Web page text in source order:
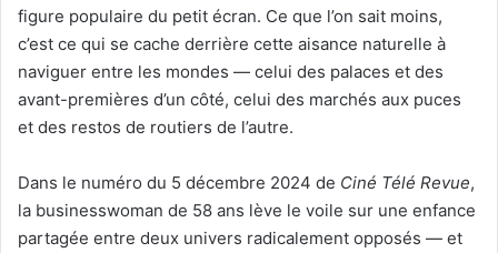
figure populaire du petit écran. Ce que l’on sait moins,
c’est ce qui se cache derrière cette aisance naturelle à
naviguer entre les mondes — celui des palaces et des
avant-premières d’un côté, celui des marchés aux puces
et des restos de routiers de l’autre.
Dans le numéro du 5 décembre 2024 de Ciné Télé Revue,
la businesswoman de 58 ans lève le voile sur une enfance
partagée entre deux univers radicalement opposés — et